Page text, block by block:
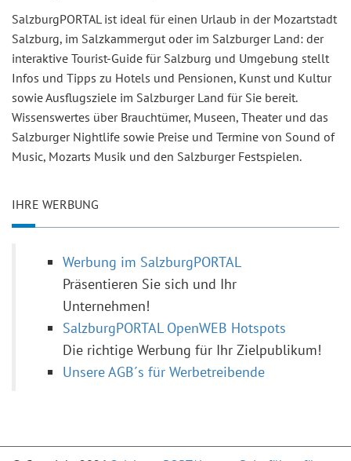
SalzburgPORTAL ist ideal für einen Urlaub in der Mozartstadt
Salzburg, im Salzkammergut oder im Salzburger Land: der
interaktive Tourist-Guide für Salzburg und Umgebung stellt
Infos und Tipps zu Hotels und Pensionen, Kunst und Kultur
sowie Ausflugsziele im Salzburger Land für Sie bereit.
Wissenswertes über Brauchtümer, Museen, Theater und das
Salzburger Nightlife sowie Preise und Termine von Sound of
Music, Mozarts Musik und den Salzburger Festspielen.
IHRE WERBUNG
Werbung im SalzburgPORTAL
Präsentieren Sie sich und Ihr
Unternehmen!
SalzburgPORTAL OpenWEB Hotspots
Die richtige Werbung für Ihr Zielpublikum!
Unsere AGB´s für Werbetreibende